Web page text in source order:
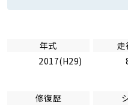
年式
2017(H29)
走
修復歴